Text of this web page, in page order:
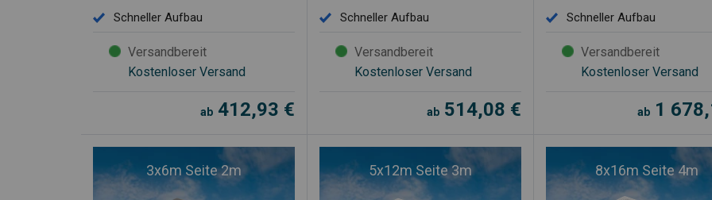
Schneller Aufbau
Versandbereit
Kostenloser Versand
ab 412,93 €
Schneller Aufbau
Versandbereit
Kostenloser Versand
ab 514,08 €
Schneller Aufbau
Versandbereit
Kostenloser Versand
ab 1
3x6m Seite 2m 5x12m Seite 3m 8x16m Seite 4m